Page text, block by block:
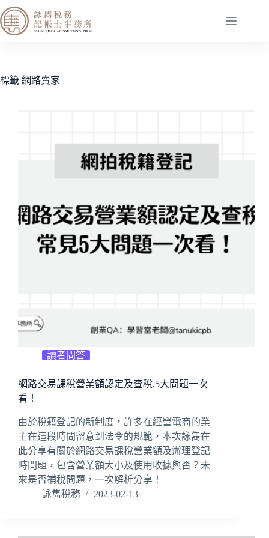
標籤 網路賣家
讀者問答
網路交易課稅營業額認定及查稅,5大問題一次
看！
由於稅籍登記的新制度，許多在經營電商的業
主在這段時間留意到法令的規範，本次詠雋在
此分享有關於網路交易課稅營業額及辦理登記
時問題，包含營業額大小及使用收據與否？未
來是否補稅問題，一次解析分享！
詠雋稅務
2023-02-13